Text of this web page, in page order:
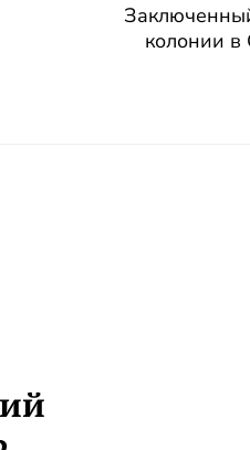
колонии